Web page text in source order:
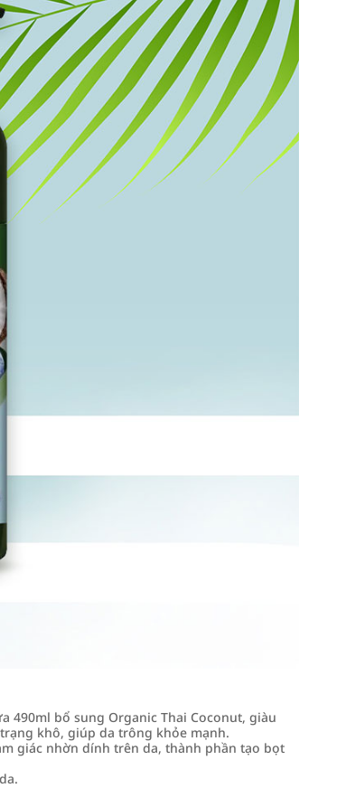
490ml bổ sung Organic Thai Coconut, giàu
khô, giúp da trông khỏe mạnh.
giác nhờn dính trên da, thành phần tạo bọt